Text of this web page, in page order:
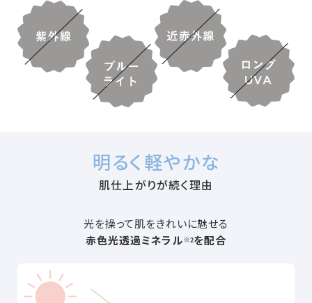
明るく軽やかな
肌仕上がりが続く理由
光を操って肌をきれいに魅せる
赤色光透過ミネラル※2を配合